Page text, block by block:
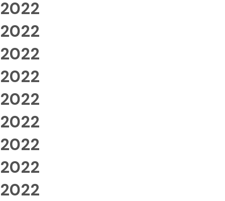
2022
2022
2022
2022
2022
2022
2022
2022
2022